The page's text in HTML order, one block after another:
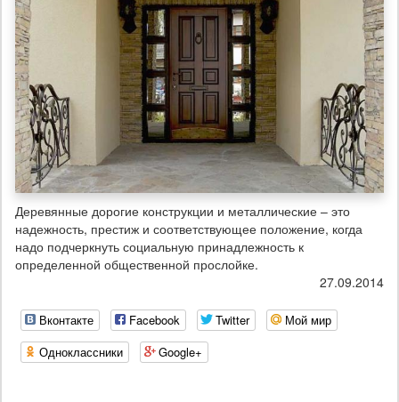
Деревянные дорогие конструкции и металлические – это
надежность, престиж и соответствующее положение, когда
надо подчеркнуть социальную принадлежность к
определенной общественной прослойке.
27.09.2014
Вконтакте Facebook Twitter
Мой мир
Одноклассники
Google+